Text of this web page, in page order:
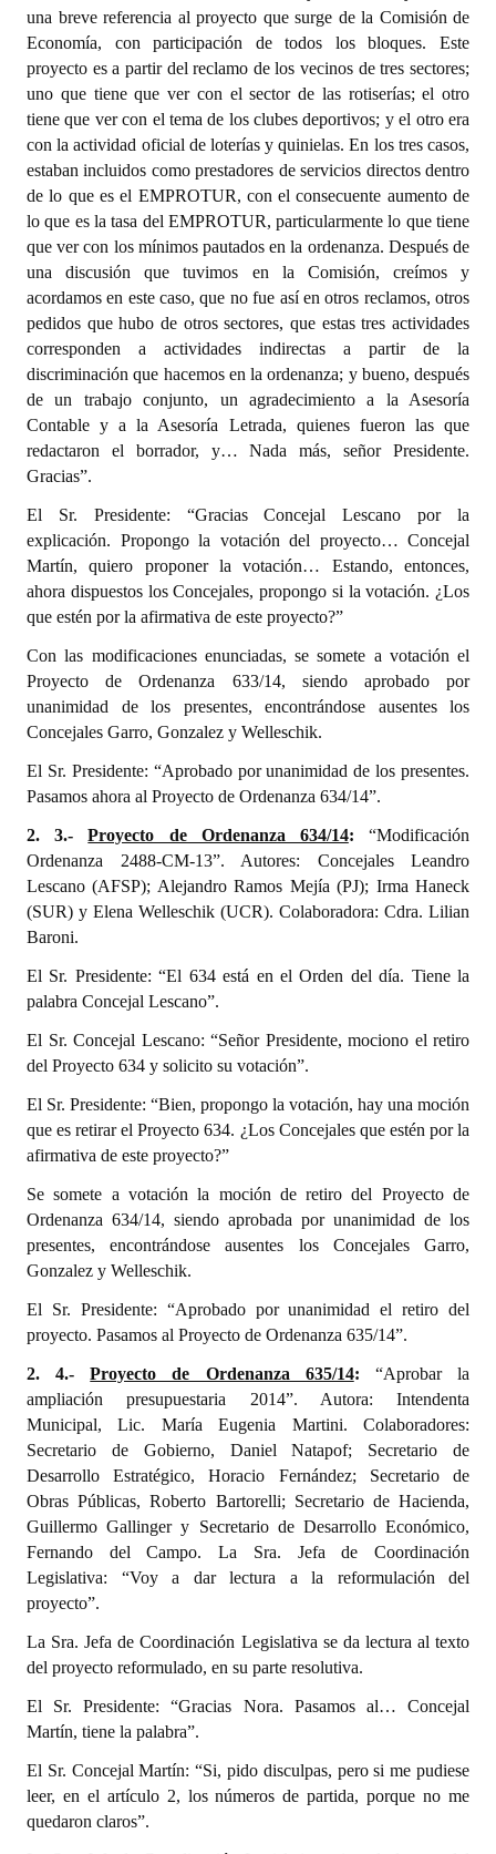
una breve referencia al proyecto que surge de la Comisión de
Economía, con participación de todos los bloques. Este
proyecto es a partir del reclamo de los vecinos de tres sectores;
uno que tiene que ver con el sector de las rotiserías; el otro
tiene que ver con el tema de los clubes deportivos; y el otro era
con la actividad oficial de loterías y quinielas. En los tres casos,
estaban incluidos como prestadores de servicios directos dentro
de lo que es el EMPROTUR, con el consecuente aumento de
lo que es la tasa del EMPROTUR, particularmente lo que tiene
que ver con los mínimos pautados en la ordenanza. Después de
una discusión que tuvimos en la Comisión, creímos y
acordamos en este caso, que no fue así en otros reclamos, otros
pedidos que hubo de otros sectores, que estas tres actividades
corresponden a actividades indirectas a partir de la
discriminación que hacemos en la ordenanza; y bueno, después
de un trabajo conjunto, un agradecimiento a la Asesoría
Contable y a la Asesoría Letrada, quienes fueron las que
redactaron el borrador, y… Nada más, señor Presidente.
Gracias”.
El Sr. Presidente: “Gracias Concejal Lescano por la
explicación. Propongo la votación del proyecto… Concejal
Martín, quiero proponer la votación… Estando, entonces,
ahora dispuestos los Concejales, propongo si la votación. ¿Los
que estén por la afirmativa de este proyecto?”
Con las modificaciones enunciadas, se somete a votación el
Proyecto de Ordenanza 633/14, siendo aprobado por
unanimidad de los presentes, encontrándose ausentes los
Concejales Garro, Gonzalez y Welleschik.
El Sr. Presidente: “Aprobado por unanimidad de los presentes.
Pasamos ahora al Proyecto de Ordenanza 634/14”.
2. 3.-Proyecto de Ordenanza 634/14: “Modificación
Ordenanza 2488-CM-13”. Autores: Concejales Leandro
Lescano (AFSP); Alejandro Ramos Mejía (PJ); Irma Haneck
(SUR) y Elena Welleschik (UCR). Colaboradora: Cdra. Lilian
Baroni.
El Sr. Presidente: “El 634 está en el Orden del día. Tiene la
palabra Concejal Lescano”.
El Sr. Concejal Lescano: “Señor Presidente, mociono el retiro
del Proyecto 634 y solicito su votación”.
El Sr. Presidente: “Bien, propongo la votación, hay una moción
que es retirar el Proyecto 634. ¿Los Concejales que estén por la
afirmativa de este proyecto?”
Se somete a votación la moción de retiro del Proyecto de
Ordenanza 634/14, siendo aprobada por unanimidad de los
presentes, encontrándose ausentes los Concejales Garro,
Gonzalez y Welleschik.
El Sr. Presidente: “Aprobado por unanimidad el retiro del
proyecto. Pasamos al Proyecto de Ordenanza 635/14”.
2. 4.-Proyecto de Ordenanza 635/14: “Aprobar la
ampliación presupuestaria 2014”. Autora: Intendenta
Municipal, Lic. María Eugenia Martini. Colaboradores:
Secretario de Gobierno, Daniel Natapof; Secretario de
Desarrollo Estratégico, Horacio Fernández; Secretario de
Obras Públicas, Roberto Bartorelli; Secretario de Hacienda,
Guillermo Gallinger y Secretario de Desarrollo Económico,
Fernando del Campo. La Sra. Jefa de Coordinación
Legislativa: “Voy a dar lectura a la reformulación del
proyecto”.
La Sra. Jefa de Coordinación Legislativa se da lectura al texto
del proyecto reformulado, en su parte resolutiva.
El Sr. Presidente: “Gracias Nora. Pasamos al… Concejal
Martín, tiene la palabra”.
El Sr. Concejal Martín: “Si, pido disculpas, pero si me pudiese
leer, en el artículo 2, los números de partida, porque no me
quedaron claros”.